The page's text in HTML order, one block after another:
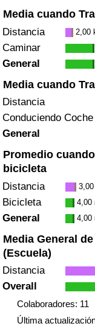
Media cuando
Distancia 2,00
Caminar
General
Media cuando
Distancia
Conduciendo Coche
General
Promedio
bicicleta
Distancia
Bicicleta 4,00
General 4,00
Media General
(Escuela)
Distancia
Overall
Colaboradores: 11
Última
Índice de Tráfico
Índice de Tráfico